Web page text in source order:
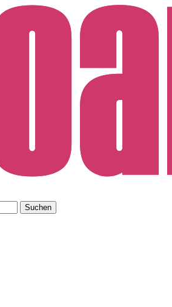
Suchen